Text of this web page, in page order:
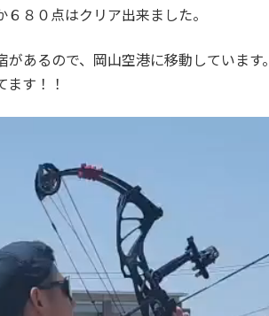
８０点はクリア出来ました。
あるので、岡山空港に移動しています。
す！！